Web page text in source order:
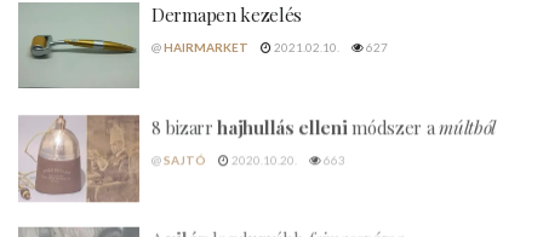
Dermapen kezelés
@HAIRMARKET 2021.02.10. 627
8 bizarrhajhullás elleni módszer a múltból
SAJTÓ